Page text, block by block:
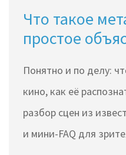
Что такое
простое
Понятно и по делу:
кино, как её
разбор сцен из
и мини-FAQ для